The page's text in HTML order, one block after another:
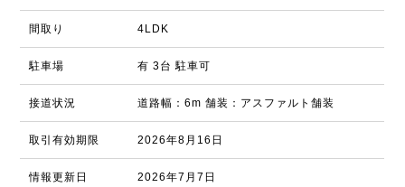
間取り 4LDK
駐車場 有 3台 駐車可
接道状況 道路幅：6m 舗装：アスファルト舗装
取引有効期限 2026年8月16日
情報更新日 2026年7月7日